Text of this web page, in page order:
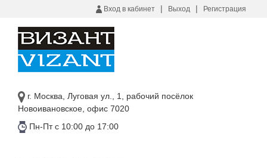
Вход в кабинет | Выход | Регистрация
г. Москва, Луговая ул., 1, рабочий посёлок
Новоивановское, офис 7020
Пн-Пт с 10:00 до 17:00